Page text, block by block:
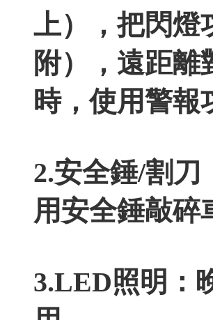
上），把閃燈
附），遠距
時，使用警報
2.安全錘/割
用安全錘敲
3.LED照明：